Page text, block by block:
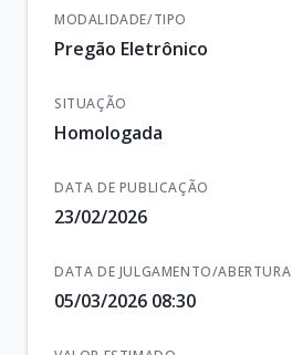
MODALIDADE/TIPO
Pregão Eletrônico
SITUAÇÃO
Homologada
DATA DE PUBLICAÇÃO
23/02/2026
DATA DE JULGAMENTO/ABERTURA
05/03/2026 08:30